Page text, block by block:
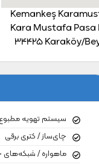
Kemankeş
Kara Mustafa
34425 Karaköy/
سیستم تهویه
چای‌ساز / کتری برقی
ماهواره / شبکه‌های